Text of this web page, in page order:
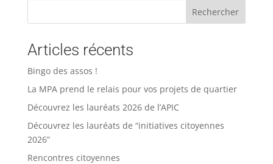
Rechercher
Articles récents
Bingo des assos !
La MPA prend le relais pour vos projets de quartier
Découvrez les lauréats 2026 de l’APIC
Découvrez les lauréats de “initiatives citoyennes
2026”
Rencontres citoyennes